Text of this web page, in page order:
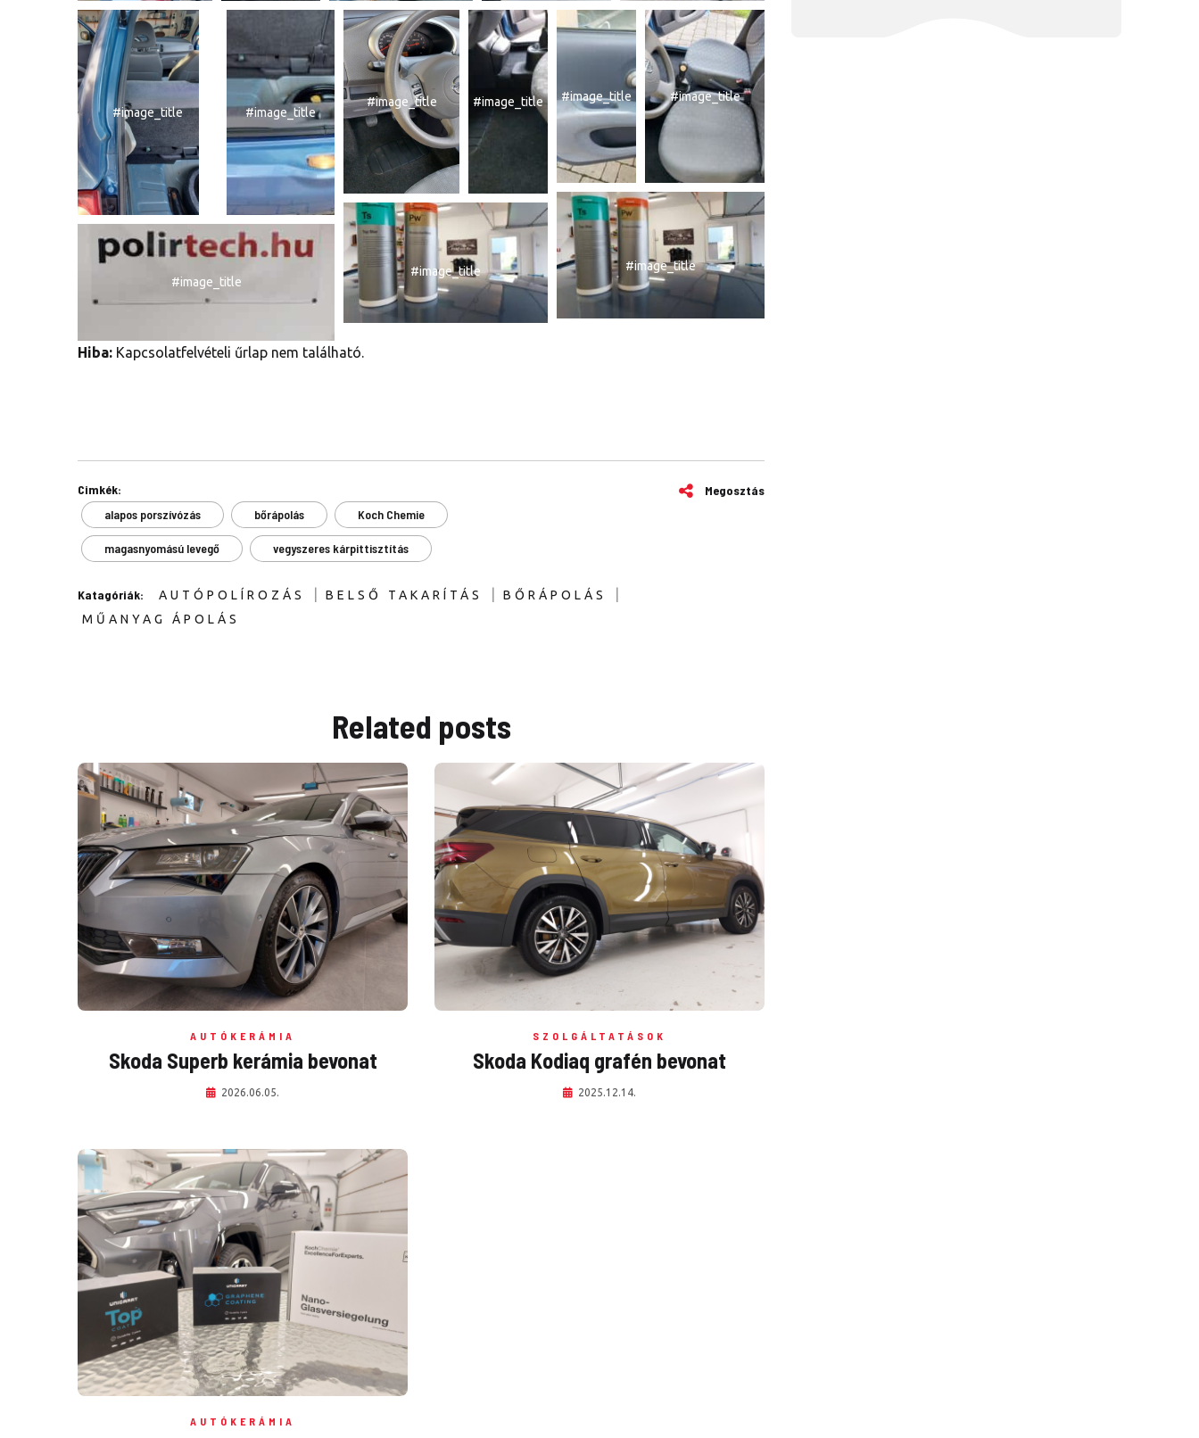
#image_title #image_title
#image_title #image_title #image_title #image_title
#image_title
#image_title
#image_title
Hiba: Kapcsolatfelvételi űrlap nem található.
Cimkék:
alapos porszívózás
bőrápolás Koch Chemie
magasnyomású levegő vegyszeres kárpittisztítás
Megosztás
Katagóriák: AUTÓPOLÍROZÁS BELSŐ TAKARÍTÁS BŐRÁPOLÁS
MŰANYAG ÁPOLÁS
Related posts
AUTÓKERÁMIA
Skoda Superb kerámia bevonat
2026.06.05.
SZOLGÁLTATÁSOK
Skoda Kodiaq grafén bevonat
2025.12.14.
AUTÓKERÁMIA